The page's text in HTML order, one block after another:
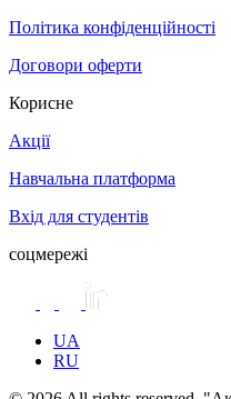
Політика конфіденційності
Договори оферти
Корисне
Акції
Навчальна платформа
Вхід для студентів
соцмережі
UA
RU